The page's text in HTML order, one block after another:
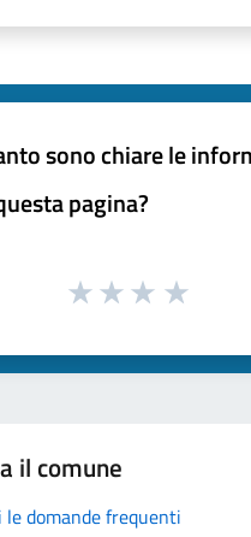
sono chiare le
pagina?
il comune
le domande frequenti